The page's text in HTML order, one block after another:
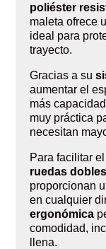
poliéster
maleta ofrece
ideal para
trayecto.
Gracias a su
aumentar el
más
muy práctica
necesitan
Para facilitar
ruedas
proporcionan
en cualquier
ergonómica
comodidad,
llena.